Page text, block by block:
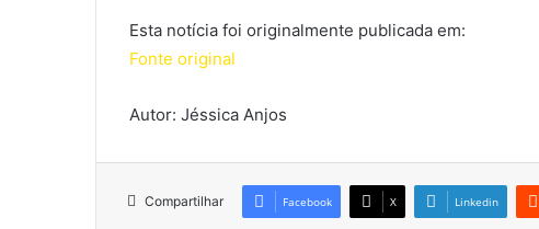
Esta notícia foi originalmente publicada em:
Fonte original
Autor: Jéssica Anjos
Compartilhar Facebook X Linkedin